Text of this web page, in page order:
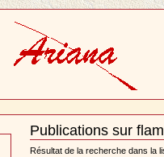
Publications sur
Document
Actions
Résultat de la recherche dans la